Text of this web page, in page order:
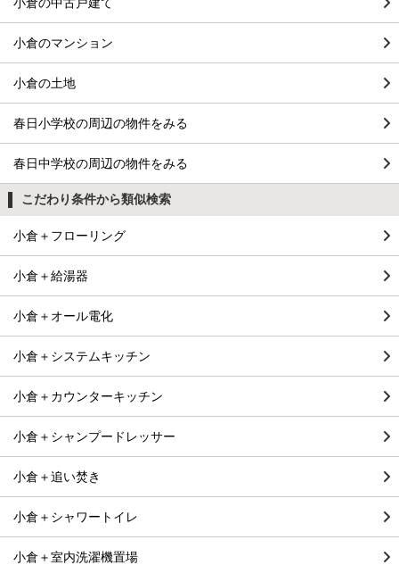
小倉のマンション
小倉の土地
春日小学校の周辺の物件をみる
春日中学校の周辺の物件をみる
こだわり条件から類似検索
小倉＋フローリング
小倉＋給湯器
小倉＋オール電化
小倉＋システムキッチン
小倉＋カウンターキッチン
小倉＋シャンプードレッサー
小倉＋追い焚き
小倉＋シャワートイレ
小倉＋室内洗濯機置場